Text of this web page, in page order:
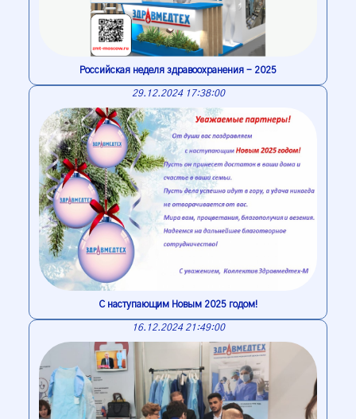
Российская неделя здравоохранения - 2025
29.12.2024 17:38:00
С наступающим Новым 2025 годом!
16.12.2024 21:49:00